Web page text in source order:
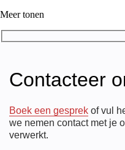
Meer tonen
Contacteer
Boek een gesprek of vul
we nemen contact met je
verwerkt.